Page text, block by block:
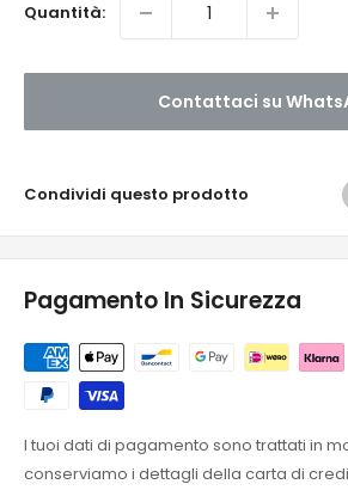
Quantità:
Contattaci su
Condividi questo prodotto
Pagamento In Sicurezza
I tuoi dati di pagamento sono trattati in
conserviamo i dettagli della carta di